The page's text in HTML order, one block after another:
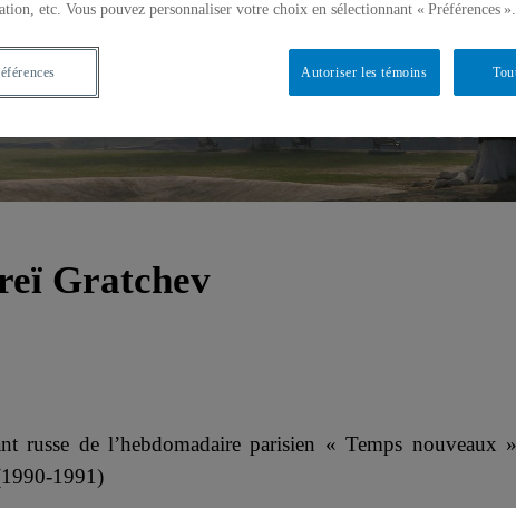
Gratchev
russe de l’hebdomadaire parisien « Temps nouveaux
1991)
etc. Vous pouvez personnaliser votre choix en sélectionnant « Préférences ».
Autoriser les témoins